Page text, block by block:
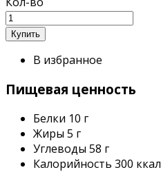
В избранное
Пищевая ценность
Белки 10 г
Жиры 5 г
Углеводы 58 г
Калорийность 300 ккал